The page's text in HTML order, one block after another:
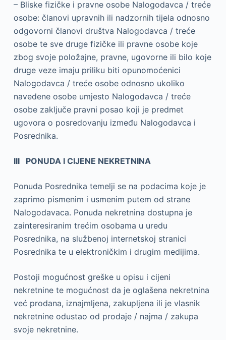
– Bliske fizičke i pravne osobe Nalogodavca / treće
osobe: članovi upravnih ili nadzornih tijela odnosno
odgovorni članovi društva Nalogodavca / treće
osobe te sve druge fizičke ili pravne osobe koje
zbog svoje položajne, pravne, ugovorne ili bilo koje
druge veze imaju priliku biti opunomoćenici
Nalogodavca / treće osobe odnosno ukoliko
navedene osobe umjesto Nalogodavca / treće
osobe zaključe pravni posao koji je predmet
ugovora o posredovanju između Nalogodavca i
Posrednika.
III PONUDA I CIJENE NEKRETNINA
Ponuda Posrednika temelji se na podacima koje je
zaprimo pismenim i usmenim putem od strane
Nalogodavaca. Ponuda nekretnina dostupna je
zainteresiranim trećim osobama u uredu
Posrednika, na službenoj internetskoj stranici
Posrednika te u elektroničkim i drugim medijima.
Postoji mogućnost greške u opisu i cijeni
nekretnine te mogućnost da je oglašena nekretnina
već prodana, iznajmljena, zakupljena ili je vlasnik
nekretnine odustao od prodaje / najma / zakupa
svoje nekretnine.